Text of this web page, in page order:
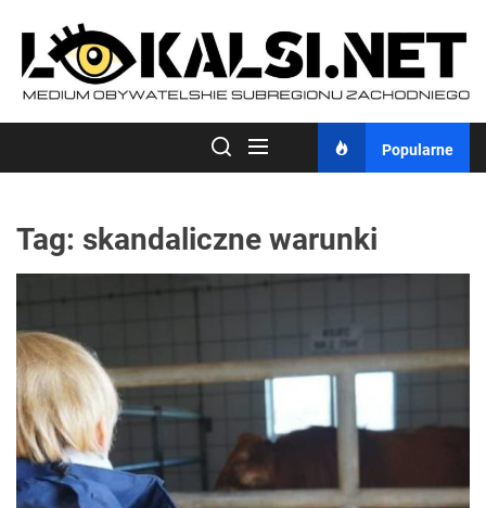
content
Popularne
Tag: skandaliczne warunki